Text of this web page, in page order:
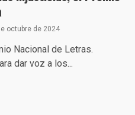
octubre de 2024
Nacional de Letras.
dar voz a los...